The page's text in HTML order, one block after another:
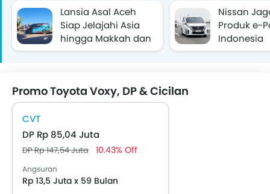
Lansia Asal Aceh
Siap Jelajahi Asia
hingga Makkah dan
Eropa Pakai Toyota
Nissan
Produk e-
Indonesia
Promo Toyota Voxy, DP & Cicilan
CVT
DP Rp 85,04 Juta
DP Rp 147,54 Juta 10.43% Off
Angsuran
Rp 13,5 Juta x 59 Bulan